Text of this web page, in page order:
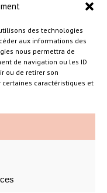
des technologies
aux informations des
nous permettra de
de navigation ou les ID
ou de retirer son
caractéristiques et